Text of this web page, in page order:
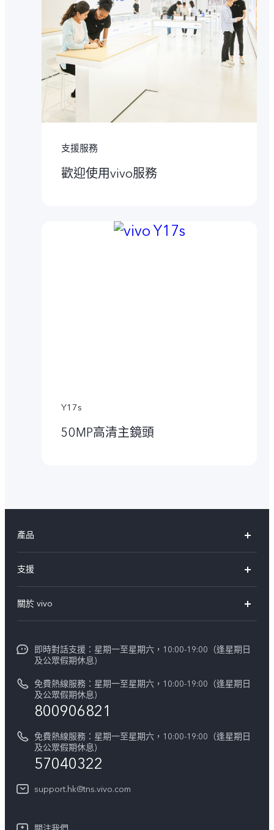
支援服務
歡迎使用vivo服務
Y17s
50MP高清主鏡頭
產品
X300
Y21d
支援
服務中心
Funtouch OS
系統升級
零配件價格查詢
IMEI 碼驗證
維修進度
保修條款
客戶服務私隱聲明
關於 vivo
新聞資訊
vivo工作
法律聲明
vivo 私隱中心
即時對話支援：星期一至星期六，10:00-19:00（逢星期日
及公眾假期休息)
免費熱線服務：星期一至星期六，10:00-19:00（逢星期日
及公眾假期休息)
800906821
免費熱線服務：星期一至星期六，10:00-19:00（逢星期日
及公眾假期休息)
57040322
support.hk@tns.vivo.com